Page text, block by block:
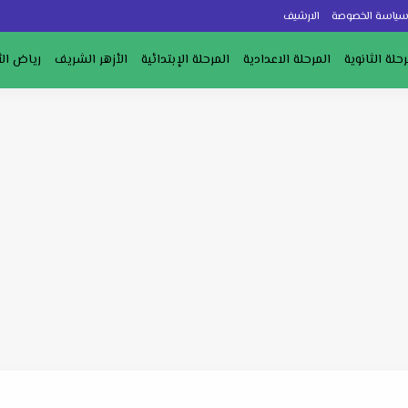
سياسة الخصوصة الارشيف
الثانوية المرحلة الاعدادية المرحلة الإبتدائية الأزهر الشريف رياض